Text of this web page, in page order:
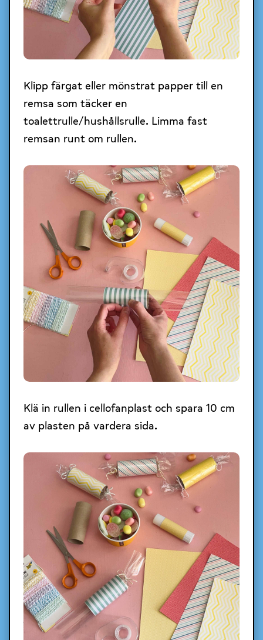
Klipp färgat eller mönstrat papper till en
remsa som täcker en
toalettrulle/hushållsrulle. Limma fast
remsan runt om rullen.
Klä in rullen i cellofanplast och spara 10 cm
av plasten på vardera sida.